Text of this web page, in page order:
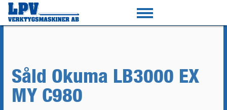
Såld Okuma LB3000 EX
MY C980